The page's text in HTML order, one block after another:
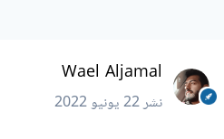
Wael Aljamal
نشر22 يونيو 2022